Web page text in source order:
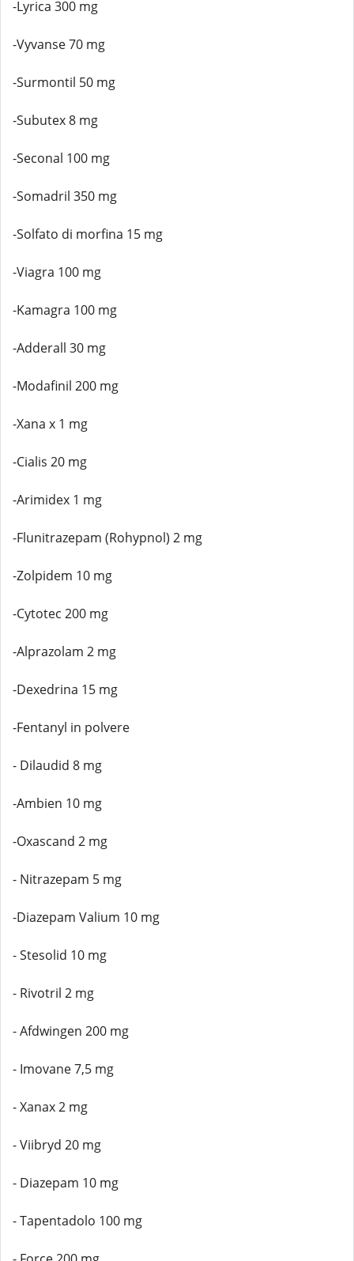
-Lyrica 300 mg
-Vyvanse 70 mg
-Surmontil 50 mg
-Subutex 8 mg
-Seconal 100 mg
-Somadril 350 mg
-Solfato di morfina 15 mg
-Viagra 100 mg
-Kamagra 100 mg
-Adderall 30 mg
-Modafinil 200 mg
-Xana x 1 mg
-Cialis 20 mg
-Arimidex 1 mg
-Flunitrazepam (Rohypnol) 2 mg
-Zolpidem 10 mg
-Cytotec 200 mg
-Alprazolam 2 mg
-Dexedrina 15 mg
-Fentanyl in polvere
- Dilaudid 8 mg
-Ambien 10 mg
-Oxascand 2 mg
- Nitrazepam 5 mg
-Diazepam Valium 10 mg
- Stesolid 10 mg
- Rivotril 2 mg
- Afdwingen 200 mg
- Imovane 7,5 mg
- Xanax 2 mg
- Viibryd 20 mg
- Diazepam 10 mg
- Tapentadolo 100 mg